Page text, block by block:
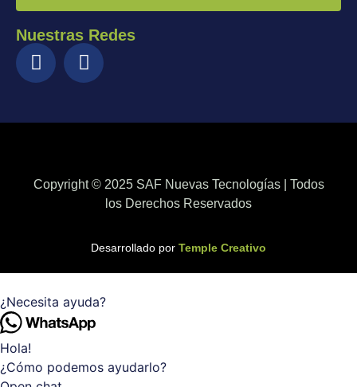
Nuestras Redes
Copyright © 2025 SAF Nuevas Tecnologías | Todos
los Derechos Reservados
Desarrollado por Temple Creativo
¿Necesita ayuda?
Hola!
¿Cómo podemos ayudarlo?